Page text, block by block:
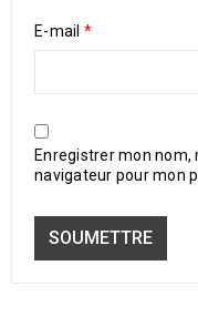
E-mail *
Enregistrer mon
navigateur pour mon